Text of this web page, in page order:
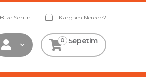
Bize Sorun Kargom Nerede?
Sepetim
0